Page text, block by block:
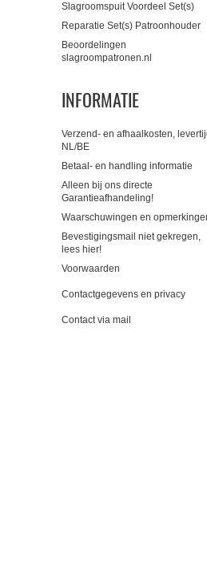
Slagroomspuit Voordeel Set(s)
Reparatie Set(s) Patroonhouder
Beoordelingen
slagroompatronen.nl
INFORMATIE
Verzend- en afhaalkosten,
NL/BE
Betaal- en handling informatie
Alleen bij ons directe
Garantieafhandeling!
Waarschuwingen en
Bevestigingsmail niet gekregen,
lees hier!
Voorwaarden
Contactgegevens en privacy
Contact via mail